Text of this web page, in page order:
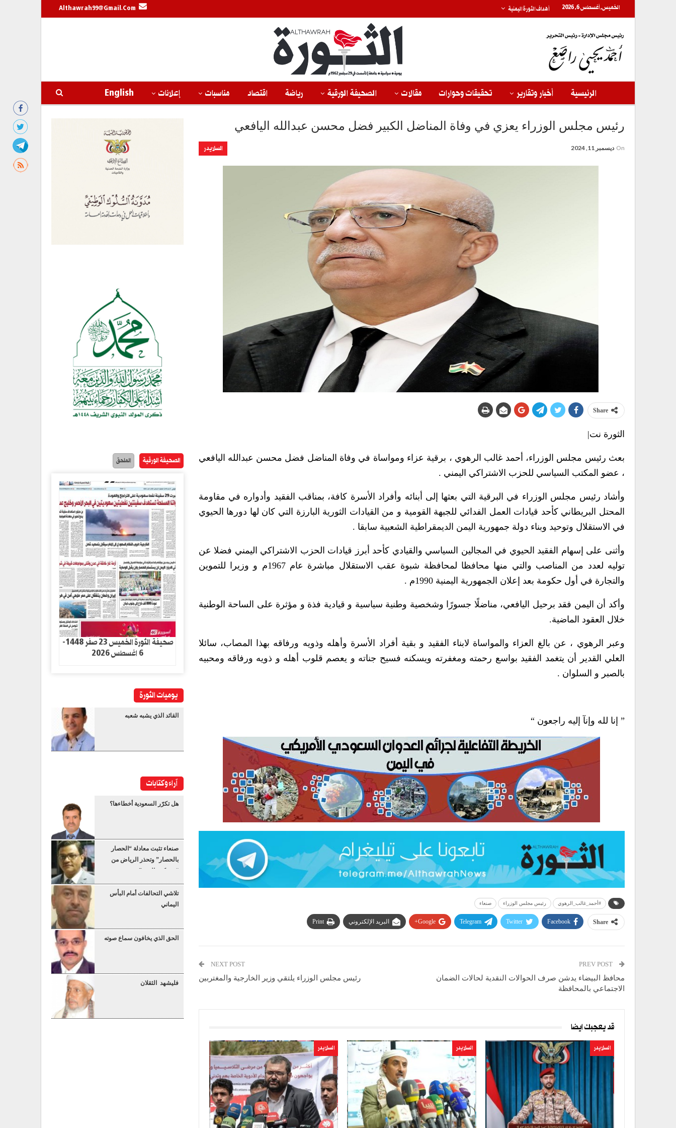
الخميس, أغسطس 6, 2026 أهداف الثورة اليمنية Althawrah99@gmail.com
الرئيسية أخبار وتقارير تحقيقات وحوارات مقالات الصحيفة الورقية رياضة اقتصاد مناسبات إعلانات English
رئيس مجلس الوزراء يعزي في وفاة المناضل الكبير فضل محسن عبدالله اليافعي
السلايدر On ديسمبر 11, 2024
Share
الثورة نت|
بعث رئيس مجلس الوزراء، أحمد غالب الرهوي ، برقية عزاء ومواساة في وفاة المناضل فضل محسن عبدالله اليافعي
، عضو المكتب السياسي للحزب الاشتراكي اليمني .
وأشاد رئيس مجلس الوزراء في البرقية التي بعثها إلى أبنائه وأفراد الأسرة كافة، بمناقب الفقيد وأدواره في مقاومة
المحتل البريطاني كأحد قيادات العمل الفدائي للجبهة القومية و من القيادات الثورية البارزة التي كان لها دورها الحيوي
في الاستقلال وتوحيد وبناء دولة جمهورية اليمن الديمقراطية الشعبية سابقا .
وأثنى على إسهام الفقيد الحيوي في المجالين السياسي والقيادي كأحد أبرز قيادات الحزب الاشتراكي اليمني فضلا عن
توليه لعدد من المناصب والتي منها محافظا لمحافظة شبوة عقب الاستقلال مباشرة عام 1967م و وزيرا للتموين
والتجارة في أول حكومة بعد إعلان الجمهورية اليمنية 1990م .
وأكد أن اليمن فقد برحيل اليافعي، مناضلًا جسورًا وشخصية وطنية سياسية و قيادية فذة و مؤثرة على الساحة الوطنية
خلال العقود الماضية.
وعبر الرهوي ، عن بالغ العزاء والمواساة لابناء الفقيد و بقية أفراد الأسرة وأهله وذويه ورفاقه بهذا المصاب، سائلا
العلي القدير أن يتغمد الفقيد بواسع رحمته ومغفرته ويسكنه فسيح جناته و يعصم قلوب أهله و ذويه ورفاقه ومحبيه
بالصبر و السلوان .
” إنا لله وإنآ إليه راجعون “
#أحمد_غالب_الرهوي رئيس مجلس الوزراء صنعاء
Share
Facebook
Twitter
Telegram
Google+ البريد الإلكتروني Print
محافظ البيضاء يدشن صرف الحوالات النقدية لحالات الضمان
الاجتماعي بالمحافظة
NEXT POST
رئيس مجلس الوزراء يلتقي وزير الخارجية والمغتربين
قد يعجبك ايضا
السلايدر السلايدر السلايدر
الصحيفة الورقية الملحق
صحيفة الثورة الخميس 23 صفر 1448-
6 اغسطس 2026
يوميات الثورة
القائد الذي يشبه شعبه
آراء وكتابات
هل تكرّر السعودية أخطاءها؟
صنعاء تثبت معادلة “الحصار
بالحصار” وتحذر الرياض من
“عسكرة البحر”
تلاشي التحالفات أمام البأس
اليماني
الحق الذي يخافون سماع صوته
فليشهد الثقلان